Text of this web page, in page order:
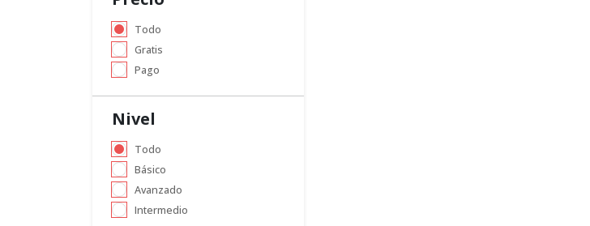
Todo
Gratis
Pago
Nivel
Todo
Básico
Avanzado
Intermedio